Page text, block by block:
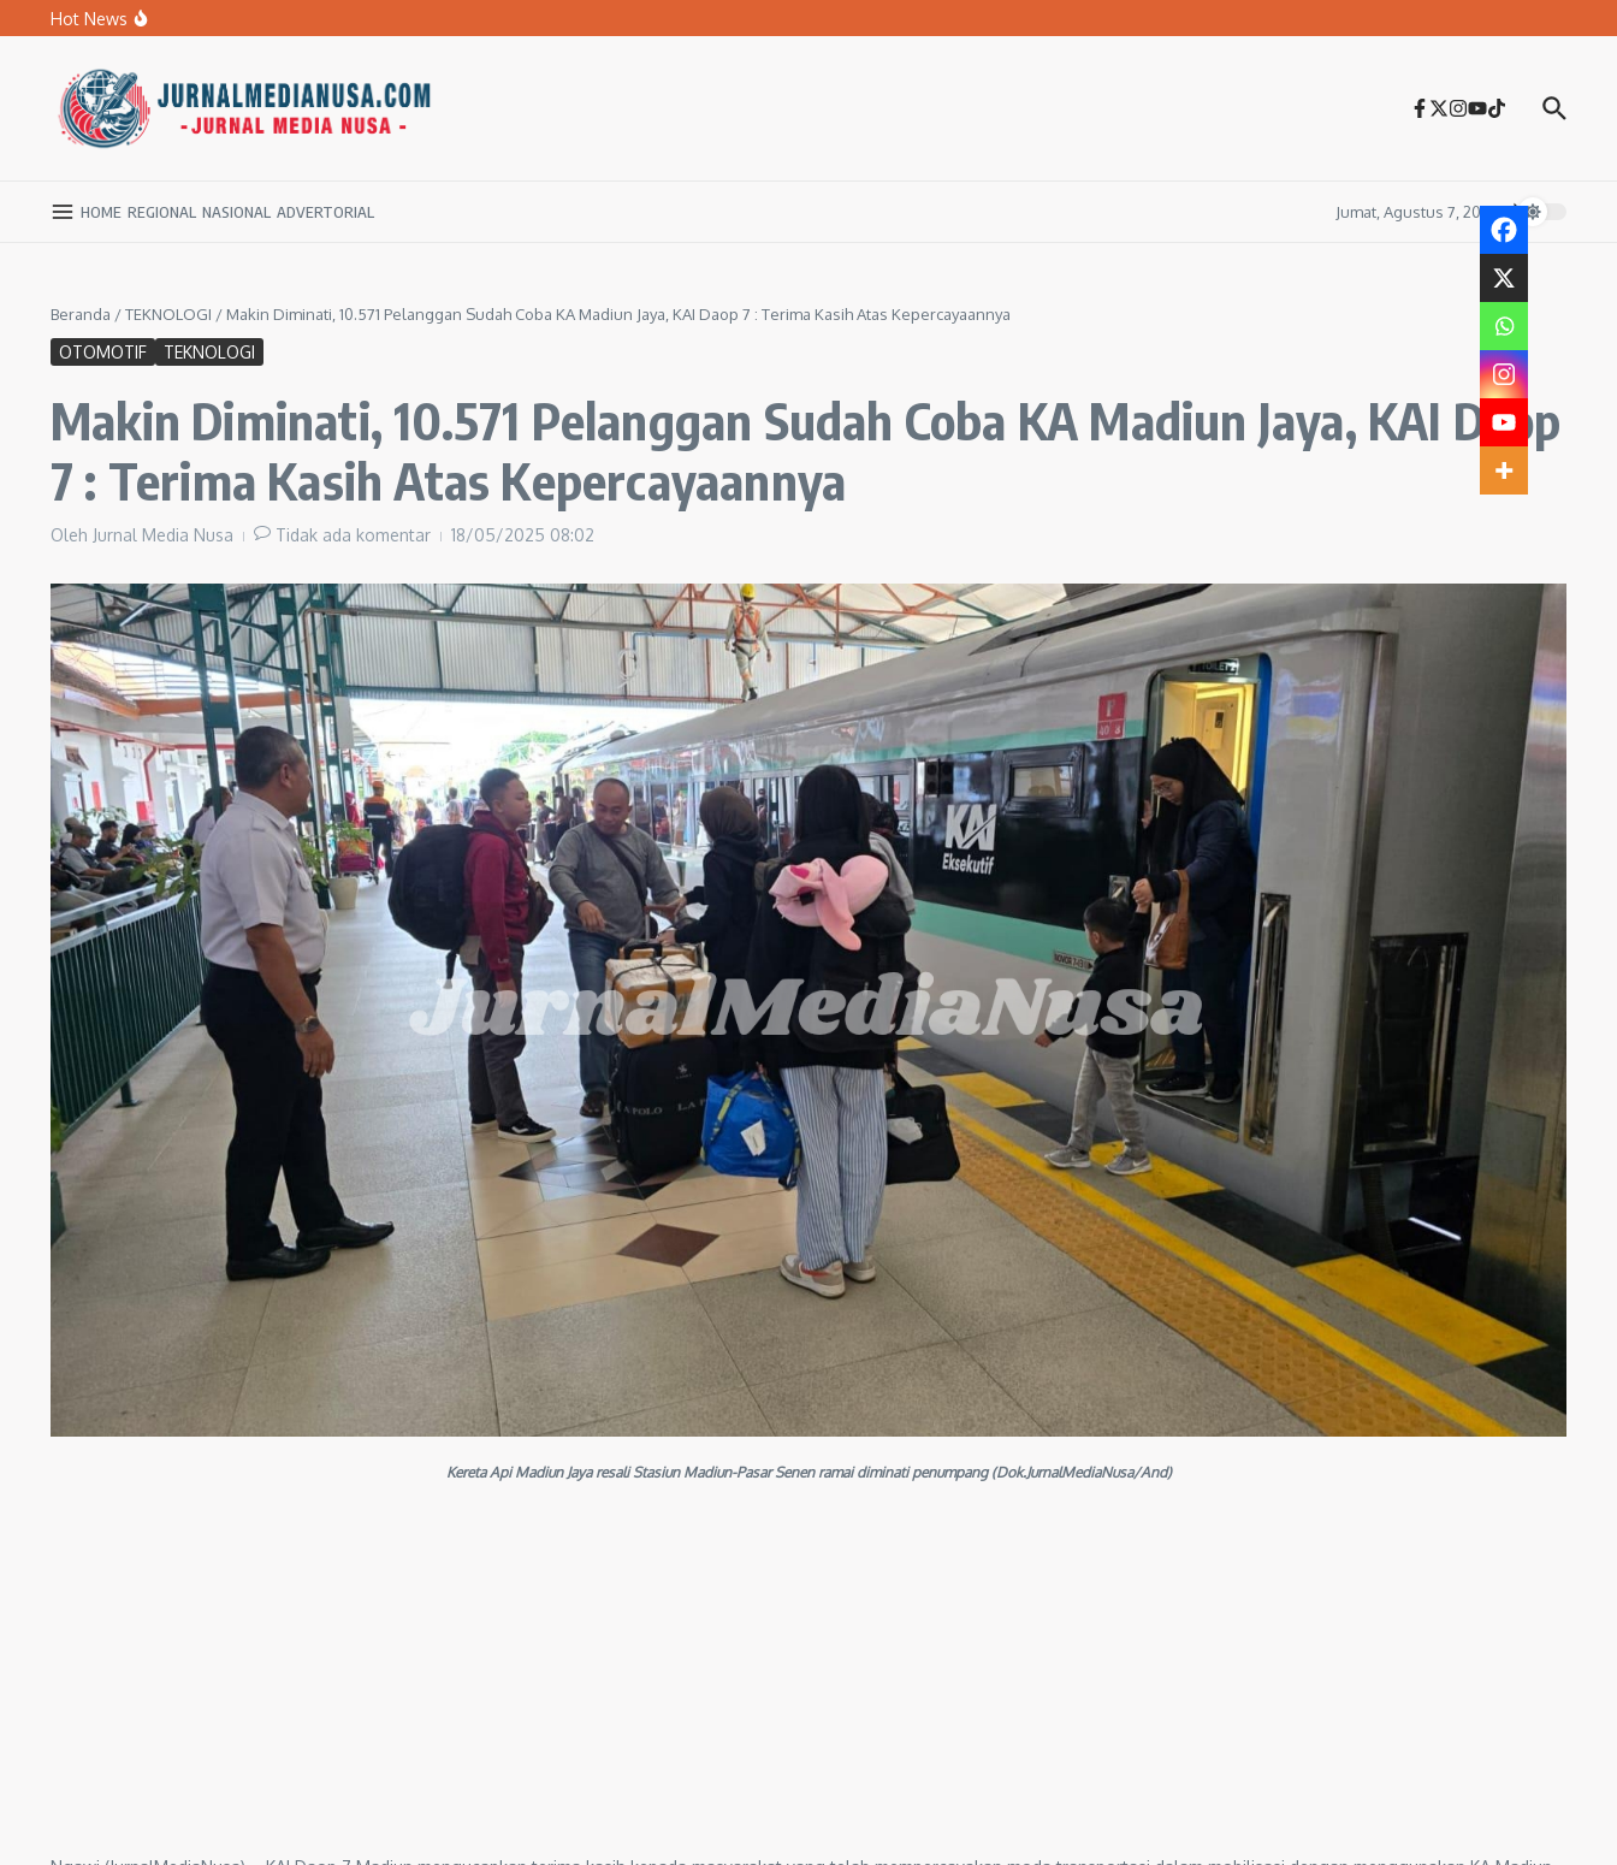
Lewati ke konten
Hot News
Kupas Pola Asuh Berbasis Otak Anak, SD Muhammadiyah 1 Ngawi Gelar Seminar Golden Parenting
HOME REGIONAL NASIONAL ADVERTORIAL Jumat, Agustus 7, 2026
Beranda /TEKNOLOGI / Makin Diminati, 10.571 Pelanggan Sudah Coba KA Madiun Jaya, KAI Daop 7 : Terima Kasih Atas Kepercayaannya
OTOMOTIF TEKNOLOGI
Makin Diminati, 10.571 Pelanggan Sudah Coba KA Madiun Jaya, KAI Daop
7 : Terima Kasih Atas Kepercayaannya
Oleh Jurnal Media Nusa Tidak ada komentar 18/05/2025 08:02
Kereta Api Madiun Jaya resali Stasiun Madiun-Pasar Senen ramai diminati penumpang (Dok.JurnalMediaNusa/And)